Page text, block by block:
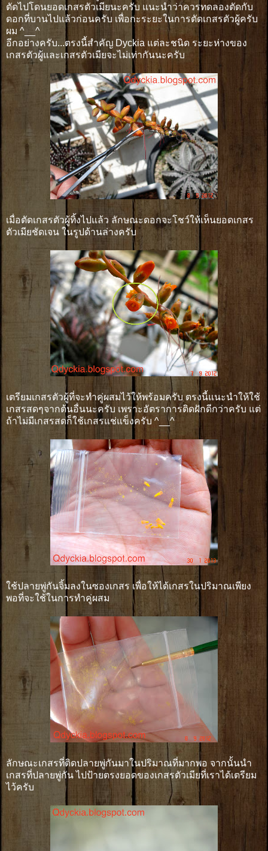
ตัดไปโดนยอดเกสรตัวเมียนะครับ แนะนำว่าควรทดลองตัดกับ
ดอกที่บานไปแล้วก่อนครับ เพื่อกะระยะในการตัดเกสรตัวผู้ครับ
ผม ^__^
อีกอย่างครับ...ตรงนี้สำคัญ Dyckia แต่ละชนิด ระยะห่างของ
เกสรตัวผู้และเกสรตัวเมียจะไม่เท่ากันนะครับ
เมื่อตัดเกสรตัวผู้ทิ้งไปแล้ว ลักษณะดอกจะโชว์ให้เห็นยอดเกสร
ตัวเมียชัดเจน ในรูปด้านล่างครับ
เตรียมเกสรตัวผู้ที่จะทำคู่ผสมไว้ให้พร้อมครับ ตรงนี้แนะนำให้ใช้
เกสรสดๆจากต้นอื่นนะครับ เพราะอัตราการติดฝักดีกว่าครับ แต่
ถ้าไม่มีเกสรสดก็ใช้เกสรแช่แข็งครับ ^__^
ใช้ปลายพู่กันจิ้มลงในซองเกสร เพื่อให้ได้เกสรในปริมาณเพียง
พอที่จะใช้ในการทำคู่ผสม
ลักษณะเกสรที่ติดปลายพู่กันมาในปริมาณที่มากพอ จากนั้นนำ
เกสรที่ปลายพู่กัน ไปป้ายตรงยอดของเกสรตัวเมียที่เราได้เตรียม
ไว้ครับ